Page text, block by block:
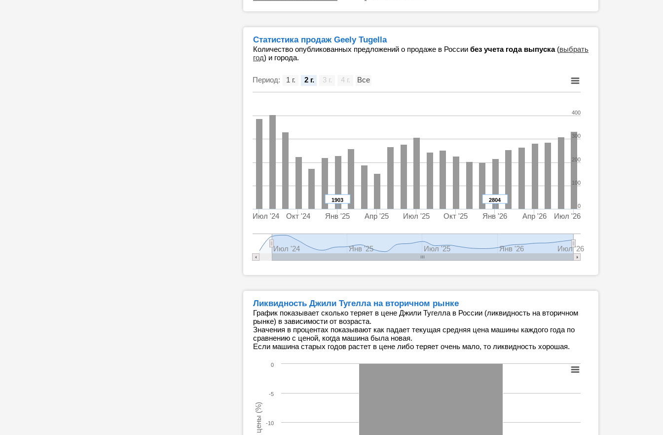
Статистика продаж Geely Tugella
Количество опубликованных предложений о продаже в России без учета года выпуска(выбрать
год) и города.
Период:
2804
1903
Июл '24 Окт '24 Янв '25 Апр '25 Июл '25 Окт '25 Янв '26 Апр '26 Июл '26
Июл '24 Янв '25 Июл '25 Янв '26 Июл '26
0
100
200
300
400
1 г. 2 г. 3 г. 4 г. Все
Ликвидность Джили Тугелла на вторичном рынке
График показывает сколько теряет в цене Джили Тугелла в России (ликвидность на вторичном
рынке) в зависимости от возраста.
Значения в процентах показывают как падает текущая средняя цена машины каждого года по
сравнению с ценой, когда машина была новая.
Если машина старых годов растет в цене либо теряет очень мало, то ликвидность хорошая.
-10
-5
0